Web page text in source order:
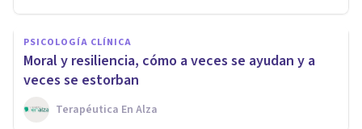
PSICOLOGÍA CLÍNICA
Moral y resiliencia, cómo a veces se ayudan y a
veces se estorban
Terapéutica En Alza
8 ideas clave para mejorar la
autoestima
Tomás Santa Cecilia